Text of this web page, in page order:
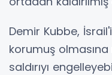
Demir Kubbe,
korumuş
saldırıyı